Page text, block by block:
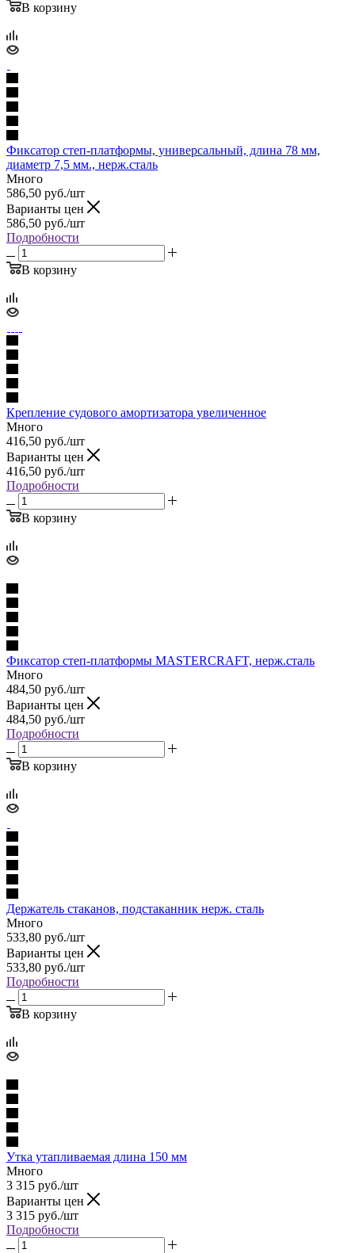
В корзину
Фиксатор степ-платформы, универсальный, длина 78 мм,
диаметр 7,5 мм., нерж.сталь
Много
586,50 руб./шт
Варианты цен
586,50 руб./шт
Подробности
В корзину
Крепление судового амортизатора увеличенное
Много
416,50 руб./шт
Варианты цен
416,50 руб./шт
Подробности
В корзину
Фиксатор степ-платформы MASTERCRAFT, нерж.сталь
Много
484,50 руб./шт
Варианты цен
484,50 руб./шт
Подробности
В корзину
Держатель стаканов, подстаканник нерж. сталь
Много
533,80 руб./шт
Варианты цен
533,80 руб./шт
Подробности
В корзину
Утка утапливаемая длина 150 мм
Много
3 315 руб./шт
Варианты цен
3 315 руб./шт
Подробности